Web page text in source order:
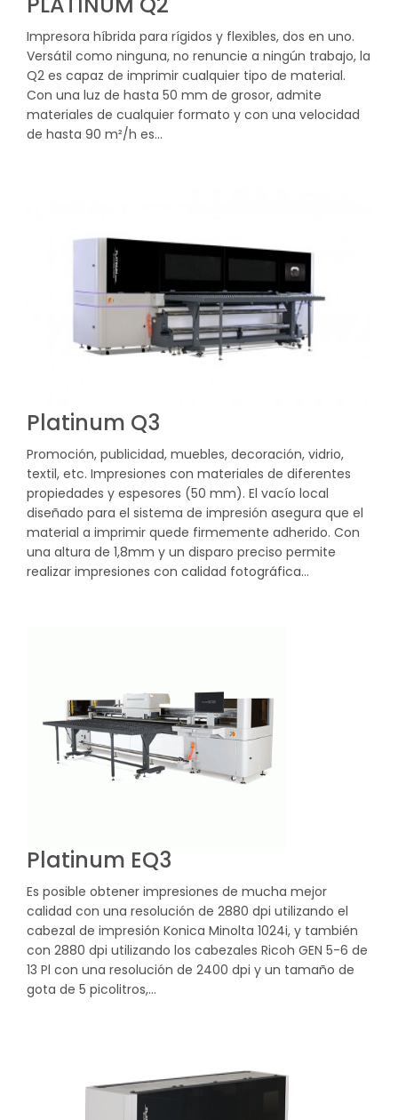
Impresora híbrida para rígidos y flexibles, dos en uno.
Versátil como ninguna, no renuncie a ningún trabajo, la
Q2 es capaz de imprimir cualquier tipo de material.
Con una luz de hasta 50 mm de grosor, admite
materiales de cualquier formato y con una velocidad
de hasta 90 m²/h es…
Platinum Q3
Promoción, publicidad, muebles, decoración, vidrio,
textil, etc. Impresiones con materiales de diferentes
propiedades y espesores (50 mm). El vacío local
diseñado para el sistema de impresión asegura que el
material a imprimir quede firmemente adherido. Con
una altura de 1,8mm y un disparo preciso permite
realizar impresiones con calidad fotográfica…
Platinum EQ3
Es posible obtener impresiones de mucha mejor
calidad con una resolución de 2880 dpi utilizando el
cabezal de impresión Konica Minolta 1024i, y también
con 2880 dpi utilizando los cabezales Ricoh GEN 5-6 de
13 Pl con una resolución de 2400 dpi y un tamaño de
gota de 5 picolitros,…